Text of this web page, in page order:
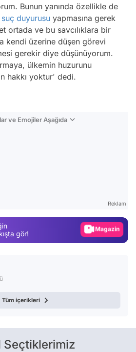
Bunun yanında özellikle de
suç duyurusu yapmasına gerek
ortada ve bu savcılıklara bir
kendi üzerine düşen görevi
gerekir diye düşünüyorum.
ülkemin huzurunu
hakkı yoktur' dedi.
ve Emojiler Aşağıda
Reklam
gör!
Video
Tüm içerikleri
Seçtiklerimiz